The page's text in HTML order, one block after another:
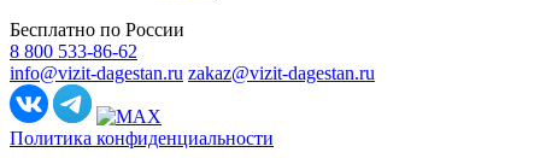
Бесплатно по России
8 800 533-86-62
info@vizit-dagestan.ru zakaz@vizit-dagestan.ru
Политика конфиденциальности